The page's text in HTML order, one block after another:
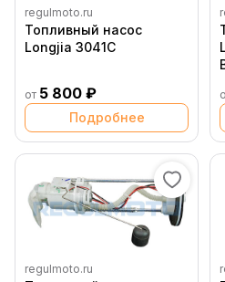
regulmoto.ru
Топливный насос
Longjia 3041C
от 5 800 ₽
Подробнее
regulmoto.ru